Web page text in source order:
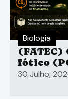
Biologia
(FATEC)
fótico
30 Julho,